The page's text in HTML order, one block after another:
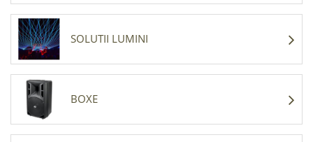
SOLUTII LUMINI
BOXE